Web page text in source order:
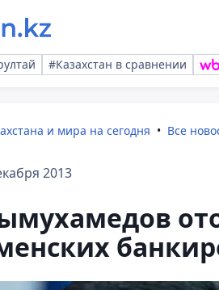
#Казахстан в сравнении
и мира на сегодня Все
2013